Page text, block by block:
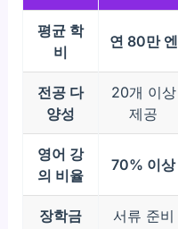
평균 학
비
연 80만 엔
전공 다
양성
20개 이상
제공
영어 강
의 비율
70% 이상
장학금
서류 준비